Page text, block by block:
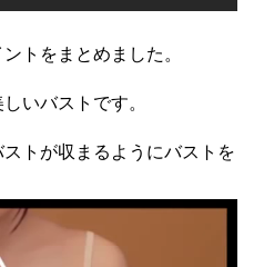
トをまとめました。
いバストです。
トが収まるようにバストを